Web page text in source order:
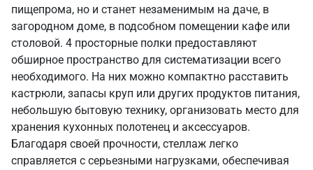
пищепрома, но и станет незаменимым на даче, в
загородном доме, в подсобном помещении кафе или
столовой. 4 просторные полки предоставляют
обширное пространство для систематизации всего
необходимого. На них можно компактно расставить
кастрюли, запасы круп или других продуктов питания,
небольшую бытовую технику, организовать место для
хранения кухонных полотенец и аксессуаров.
Благодаря своей прочности, стеллаж легко
справляется с серьезными нагрузками, обеспечивая